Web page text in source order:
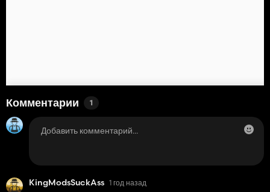
Комментарии 1
KingModsSuckAss 1 год назад